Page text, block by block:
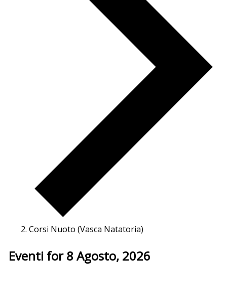
Corsi Nuoto (Vasca Natatoria)
Eventi for 8 Agosto, 2026